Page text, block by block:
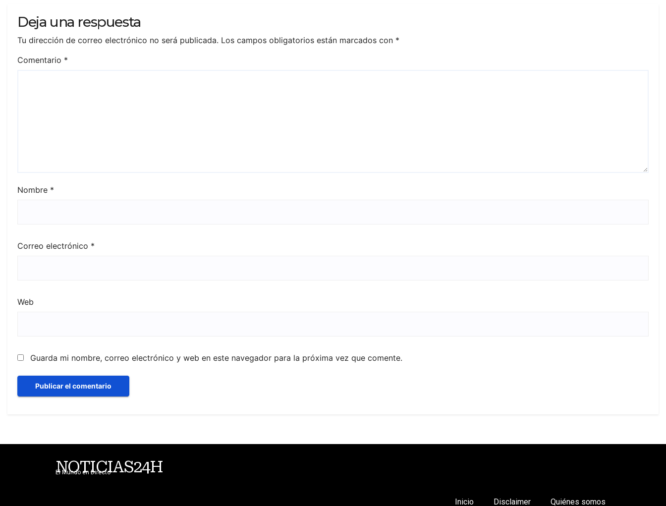
Deja una respuesta
Tu dirección de correo electrónico no será publicada. Los campos obligatorios están marcados con *
Comentario *
Nombre *
Correo electrónico *
Web
Guarda mi nombre, correo electrónico y web en este navegador para la próxima vez que comente.
NOTICIAS24H
El Mundo en Directo
Inicio Disclaimer Quiénes somos